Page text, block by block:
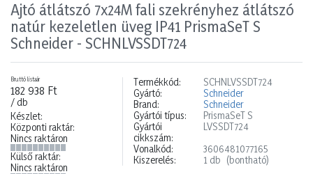
Ajtó átlátszó 7x24M fali szekrényhez átlátszó
natúr kezeletlen üveg IP41 PrismaSeT S
Schneider - SCHNLVSSDT724
Bruttó listaár
182 938 Ft
/ db
Készlet:
Központi raktár:
Nincs raktáron
Külső raktár:
Nincs raktáron
Termékkód:
SCHNLVSSDT724
Gyártó:
Schneider
Brand:
Schneider
Gyártói típus:
PrismaSeT S
Gyártói
cikkszám:
LVSSDT724
Vonalkód:
3606481077165
Kiszerelés:
1 db (bontható)